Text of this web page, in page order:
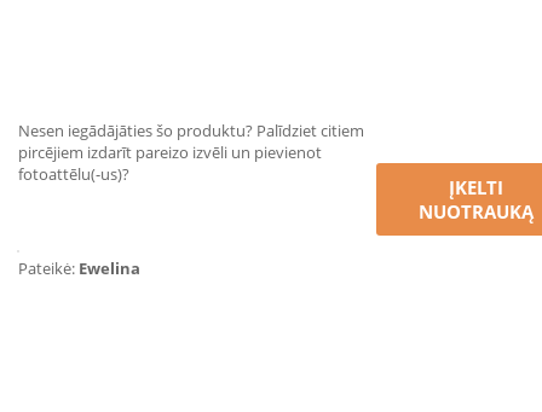
Nesen iegādājāties šo produktu? Palīdziet citiem
pircējiem izdarīt pareizo izvēli un pievienot
fotoattēlu(-us)?
ĮKELTI
NUOTRAUKĄ
Pateikė: Ewelina